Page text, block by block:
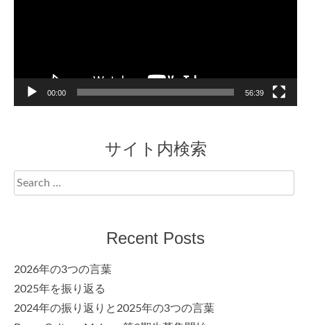
00:00 56:39
サイト内検索
Search
for:
Recent Posts
2026年の3つの言葉
2025年を振り返る
2024年の振り返りと2025年の3つの言葉